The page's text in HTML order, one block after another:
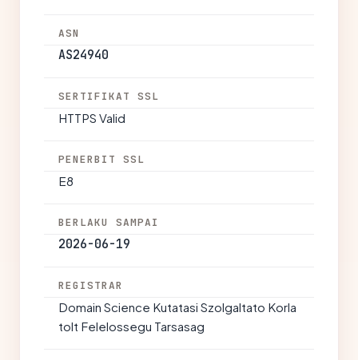
ASN
AS24940
SERTIFIKAT SSL
HTTPS Valid
PENERBIT SSL
E8
BERLAKU SAMPAI
2026-06-19
REGISTRAR
Domain Science Kutatasi Szolgaltato Korla
tolt Felelossegu Tarsasag